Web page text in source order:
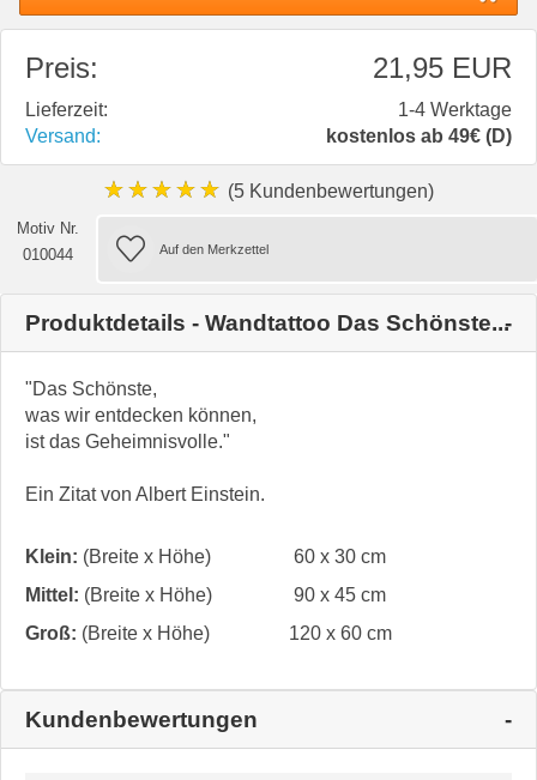
Preis: 21,95 EUR
Lieferzeit:
1-4 Werktage
Versand:
kostenlos ab 49€ (D)
★★★★★ (5 Kundenbewertungen)
Motiv Nr.
010044
Produktdetails - Wandtattoo Das Schönste...
"Das Schönste,
was wir entdecken können,
ist das Geheimnisvolle."
Ein Zitat von Albert Einstein.
Klein: (Breite x Höhe)
60 x 30 cm
Mittel: (Breite x Höhe)
90 x 45 cm
Groß: (Breite x Höhe) 120 x 60 cm
Kundenbewertungen